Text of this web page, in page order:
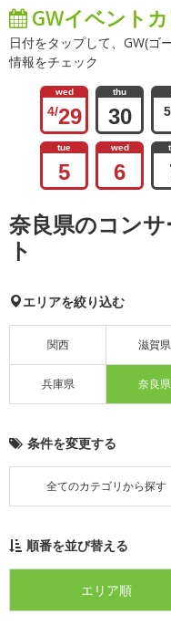
GWイベント
日付をタップして、GW(ゴ
情報をチェック
wed
4/29
thu
30
tue
5
wed
6
奈良県のコン
ト
エリアを絞り込む
関西 滋賀県
兵庫県 奈良県
条件を変更する
全てのカテゴリから探す
順番を並び替える
エリア順